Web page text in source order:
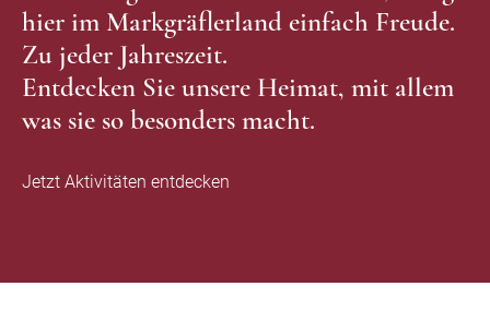
hier im Markgräflerland einfach Freude.
Zu jeder Jahreszeit.
Entdecken Sie unsere Heimat, mit allem
was sie so besonders macht.
Jetzt Aktivitäten entdecken